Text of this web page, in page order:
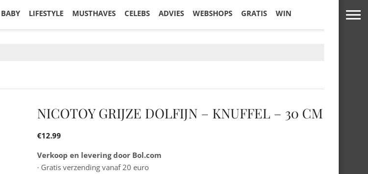
BABY LIFESTYLE MUSTHAVES CELEBS ADVIES WEBSHOPS GRATIS WIN
NICOTOY GRIJZE DOLFIJN – KNUFFEL – 30 CM
€12.99
Verkoop en levering door Bol.com
· Gratis verzending vanaf 20 euro